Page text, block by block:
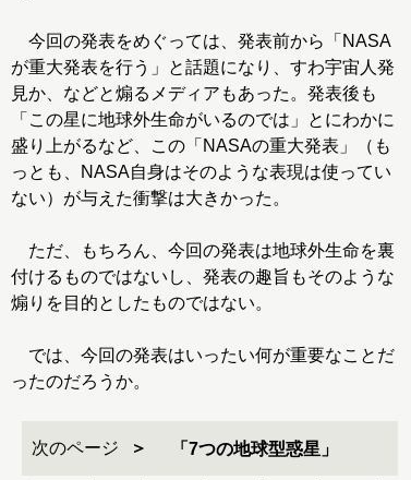
今回の発表をめぐっては、発表前から「NASA
が重大発表を行う」と話題になり、すわ宇宙人発
見か、などと煽るメディアもあった。発表後も
「この星に地球外生命がいるのでは」とにわかに
盛り上がるなど、この「NASAの重大発表」（も
っとも、NASA自身はそのような表現は使ってい
ない）が与えた衝撃は大きかった。
ただ、もちろん、今回の発表は地球外生命を裏
付けるものではないし、発表の趣旨もそのような
煽りを目的としたものではない。
では、今回の発表はいったい何が重要なことだ
ったのだろうか。
次のページ 「7つの地球型惑星」